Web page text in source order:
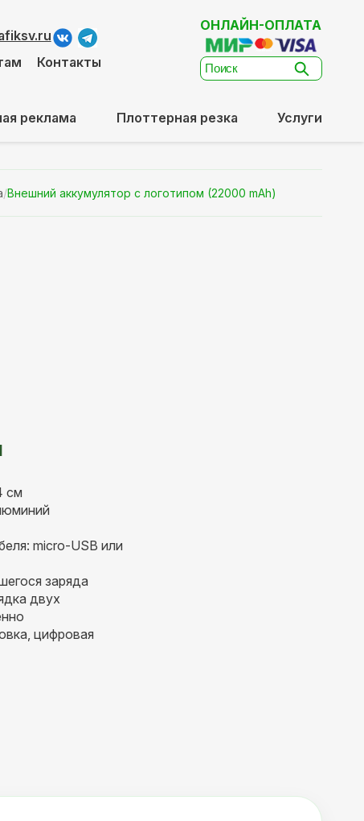
Контакты
ОНЛАЙН-ОПЛАТА
реклама Плоттерная резка Услуги
/Внешний аккумулятор с логотипом (22000 mAh)
см
micro-USB или
заряда
двух
цифровая